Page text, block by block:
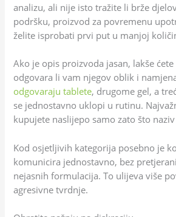
analizu, ali nije isto tražite li brže
podršku, proizvod za povremenu
želite isprobati prvi put u manjoj
Ako je opis proizvoda jasan, lakše
odgovara li vam njegov oblik i
odgovaraju tablete, drugome gel, a
se jednostavno uklopi u rutinu.
kupujete naslijepo samo zato što
Kod osjetljivih kategorija posebno je
komunicira jednostavno, bez
nejasnih formulacija. To ulijeva više
agresivne tvrdnje.